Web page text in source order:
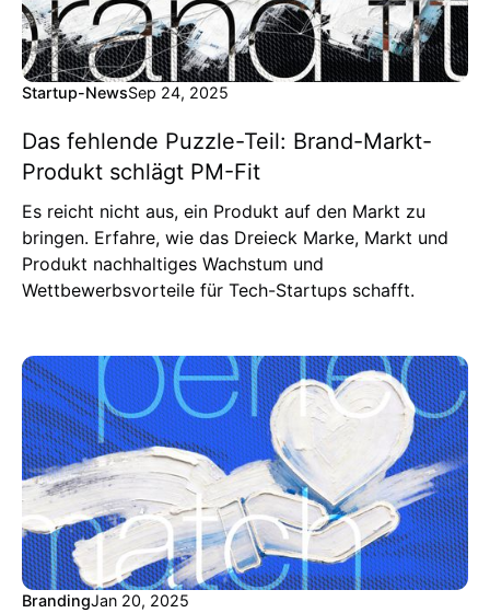
Startup-NewsSep 24, 2025
Das fehlende Puzzle-Teil: Brand-Markt-
Produkt schlägt PM-Fit
Es reicht nicht aus, ein Produkt auf den Markt zu
bringen. Erfahre, wie das Dreieck Marke, Markt und
Produkt nachhaltiges Wachstum und
Wettbewerbsvorteile für Tech-Startups schafft.
BrandingJan 20, 2025